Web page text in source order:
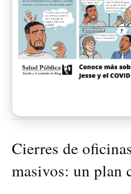
Cierres de
masivos: un plan